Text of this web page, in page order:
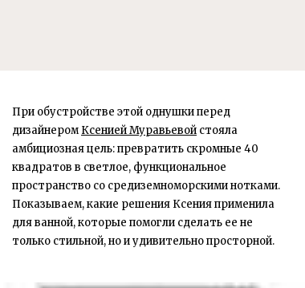
При обустройстве этой однушки перед
дизайнеромКсенией Муравьевой стояла
амбициозная цель: превратить скромные 40
квадратов в светлое, функциональное
пространство со средиземноморскими нотками.
Показываем, какие решения Ксения применила
для ванной, которые помогли сделать ее не
только стильной, но и удивительно просторной.